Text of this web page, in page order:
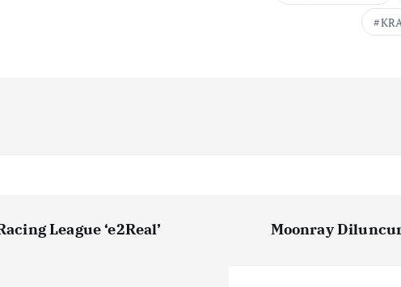
League ‘e2Real’
Moonray